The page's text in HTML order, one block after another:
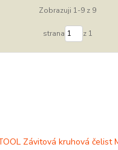
Zobrazuji 1-9 z 9
strana z 1